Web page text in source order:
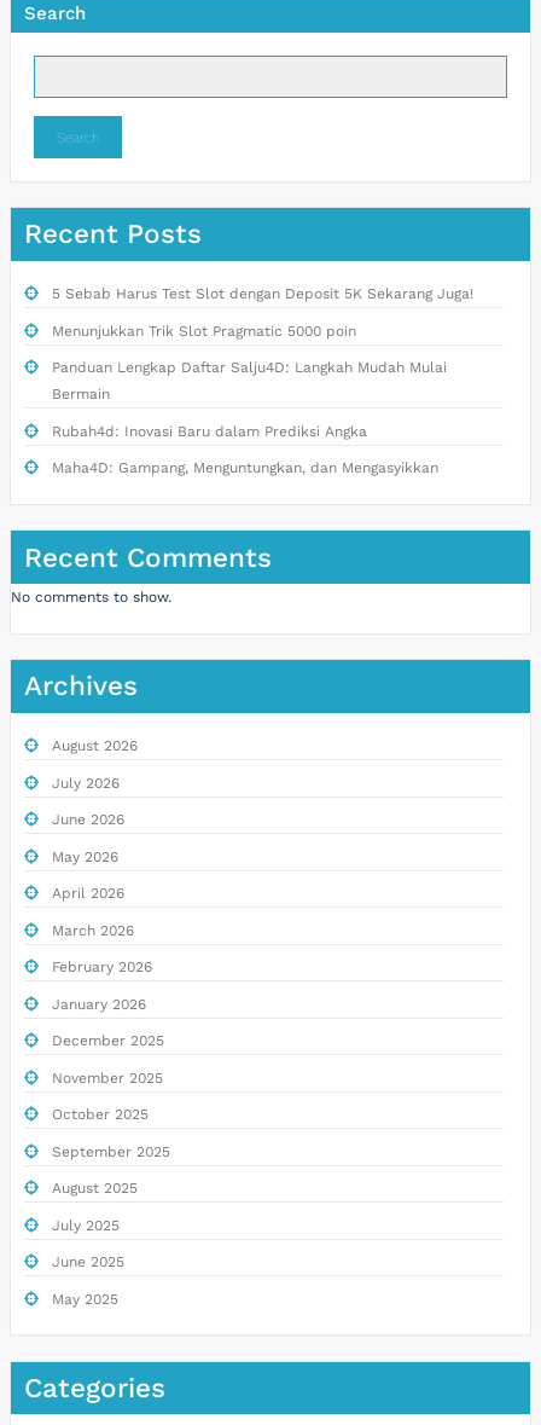
Search
Search
Recent Posts
5 Sebab Harus Test Slot dengan Deposit 5K Sekarang Juga!
Menunjukkan Trik Slot Pragmatic 5000 poin
Panduan Lengkap Daftar Salju4D: Langkah Mudah Mulai
Bermain
Rubah4d: Inovasi Baru dalam Prediksi Angka
Maha4D: Gampang, Menguntungkan, dan Mengasyikkan
Recent Comments
No comments to show.
Archives
August 2026
July 2026
June 2026
May 2026
April 2026
March 2026
February 2026
January 2026
December 2025
November 2025
October 2025
September 2025
August 2025
July 2025
June 2025
May 2025
Categories